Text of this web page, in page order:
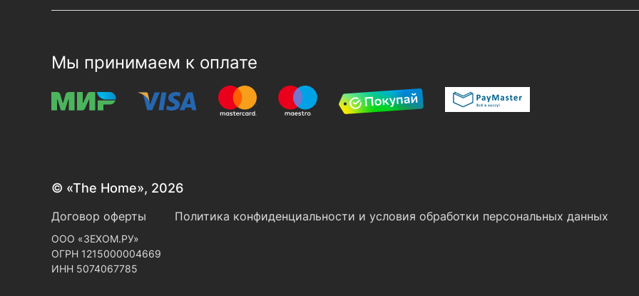
Мы принимаем к оплате
© «The Home», 2026
Договор оферты Политика конфиденциальности и условия обработки персональных данных
ООО «ЗЕХОМ.РУ»
ОГРН 1215000004669
ИНН 5074067785